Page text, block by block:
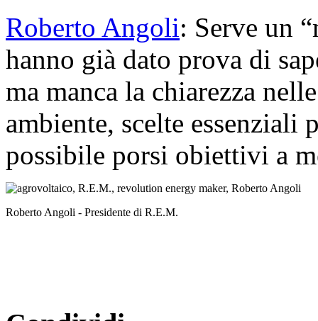
Roberto Angoli: Serve un
hanno già dato prova di
ma manca la chiarezza
ambiente, scelte essenziali
possibile porsi obiettivi a
Roberto Angoli - Presidente di R.E.M.